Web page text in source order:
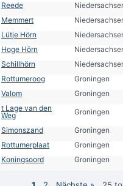
Reede
Memmert
Lütje Hörn
Hoge Hörn
Schillhörn
Rottumeroog
Groningen
Valom
Groningen
t Lage van den
Weg
Groningen
Simonszand
Groningen
Rottumerplaat
Groningen
Koningsoord
Groningen